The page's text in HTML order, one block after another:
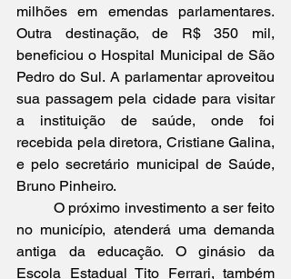
milhões em emendas parlamentares.
Outra destinação, de R$ 350 mil,
beneficiou o Hospital Municipal de São
Pedro do Sul. A parlamentar aproveitou
sua passagem pela cidade para visitar
a instituição de saúde, onde foi
recebida pela diretora, Cristiane Galina,
e pelo secretário municipal de Saúde,
Bruno Pinheiro.
no município, atenderá uma demanda
antiga da educação. O ginásio da
Escola Estadual Tito Ferrari, também